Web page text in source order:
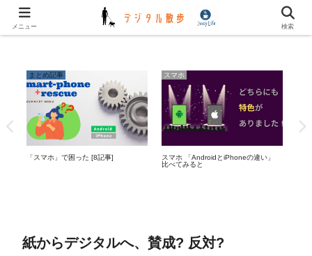
✿✿ デジタル川柳 更新しました ✿✿
まとめ記事
「スマホ」で困った [8記事]
スマホ
スマホ 「AndroidとiPhoneの違い」
比べてみると
紙からデジタルへ、賛成? 反対?
メニュー 検索